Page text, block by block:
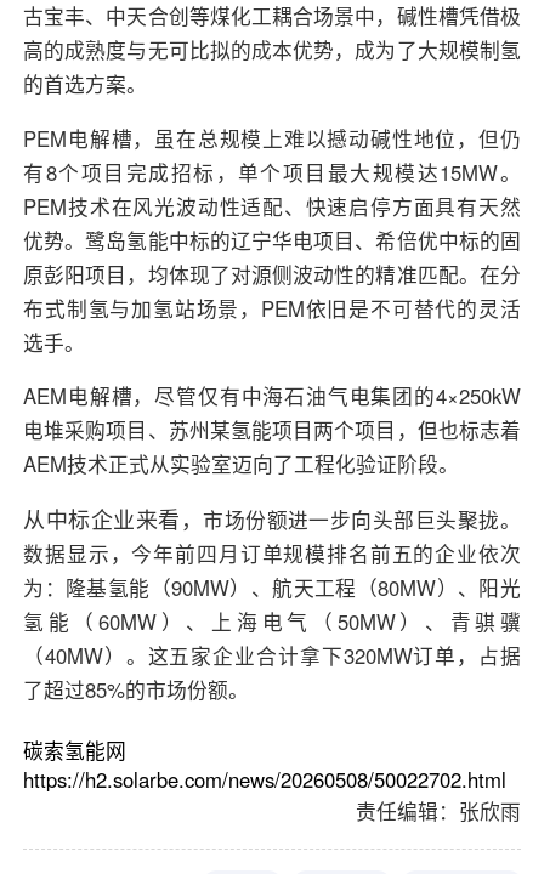
古宝丰、中天合创等煤化工耦合场景中，碱性槽凭借极
高的成熟度与无可比拟的成本优势，成为了大规模制氢
的首选方案。
PEM电解槽，虽在总规模上难以撼动碱性地位，但仍
有8个项目完成招标，单个项目最大规模达15MW。
PEM技术在风光波动性适配、快速启停方面具有天然
优势。鹭岛氢能中标的辽宁华电项目、希倍优中标的固
原彭阳项目，均体现了对源侧波动性的精准匹配。在分
布式制氢与加氢站场景，PEM依旧是不可替代的灵活
选手。
AEM电解槽，尽管仅有中海石油气电集团的4×250kW
电堆采购项目、苏州某氢能项目两个项目，但也标志着
AEM技术正式从实验室迈向了工程化验证阶段。
从中标企业来看，市场份额进一步向头部巨头聚拢。
数据显示，今年前四月订单规模排名前五的企业依次
为：隆基氢能（90MW）、航天工程（80MW）、阳光
氢能（60MW）、上海电气（50MW）、青骐骥
（40MW）。这五家企业合计拿下320MW订单，占据
了超过85%的市场份额。
碳索氢能网
https://h2.solarbe.com/news/20260508/50022702.html
责任编辑：张欣雨